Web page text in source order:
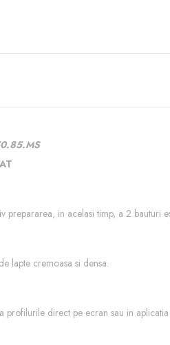
prepararea, in acelasi timp, a 2 bauturi
lapte cremoasa si densa.
profilurile direct pe ecran sau in